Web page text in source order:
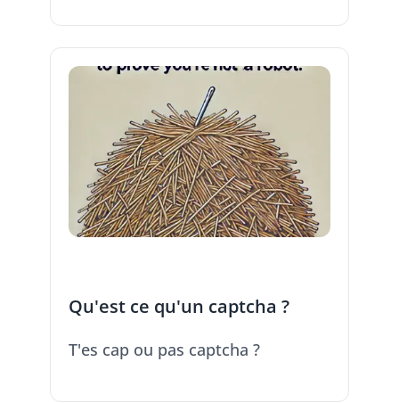
Qu'est ce qu'un captcha ?
T'es cap ou pas captcha ?